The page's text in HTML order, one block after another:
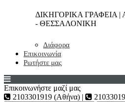
ΔΙΚΗΓΟΡΙΚΑ ΓΡΑΦΕΙΑ
- ΘΕΣΣΑΛΟΝΙΚΗ
Διάφορα
Επικοινωνία
Ρωτήστε μας
Επικοινωνήστε μαζί μας
2103301919 (Αθήνα) |